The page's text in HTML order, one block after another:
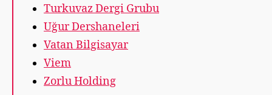
Turkuvaz Dergi Grubu
Uğur Dershaneleri
Vatan Bilgisayar
Viem
Zorlu Holding